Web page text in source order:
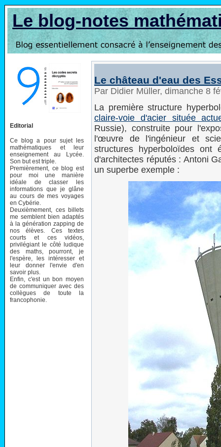
Le blog-notes
Editorial
Ce blog a pour sujet les
mathématiques et leur
enseignement au Lycée.
Son but est triple.
Premièrement, ce blog est
pour moi une manière
idéale de classer les
informations que je glâne
au cours de mes voyages
en Cybérie.
Deuxièmement, ces billets
me semblent bien adaptés
à la génération zapping de
nos élèves. Ces textes
courts et ces vidéos,
privilégiant le côté ludique
des maths, pourront, je
l'espère, les intéresser et
leur donner l'envie d'en
savoir plus.
Enfin, c'est un bon moyen
de communiquer avec des
collègues de toute la
francophonie.
Le château d'eau des
Par Didier Müller, dimanche 8
La première structure
claire-voie d'acier située
Russie), construite pour
l'œuvre de l'ingénieur et
structures hyperboloïdes
d'architectes réputés : Antoni
un superbe exemple :